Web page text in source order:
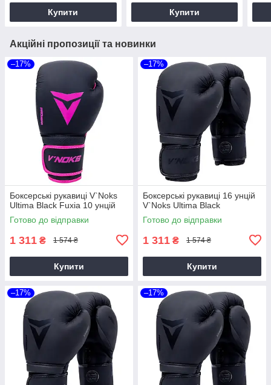
Купити Купити
Акційні пропозиції та новинки
–17%
Боксерські рукавиці V`Noks
Ultima Black Fuxia 10 унцій
Готово до відправки
1 311 ₴ 1 574 ₴
Купити
–17%
Боксерські рукавиці 16 унцій
V`Noks Ultima Black
Готово до відправки
1 311 ₴ 1 574 ₴
Купити
–17% –17%